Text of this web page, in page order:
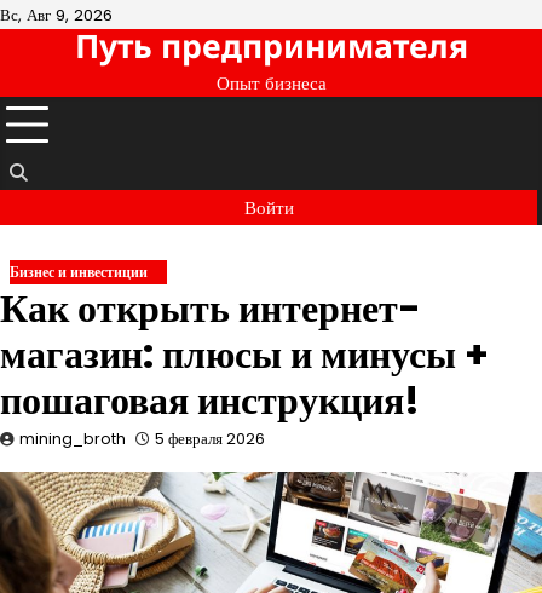
Перейти
содержимому
Вс, Авг 9, 2026
Путь предпринимателя
Опыт бизнеса
Войти
Бизнес и инвестиции
Как открыть интернет-
магазин: плюсы и минусы +
пошаговая инструкция!
mining_broth 5 февраля 2026